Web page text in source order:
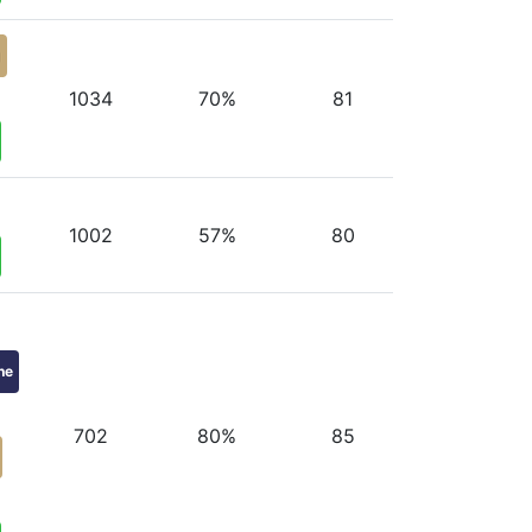
1034 70% 81
1002 57% 80
702 80% 85